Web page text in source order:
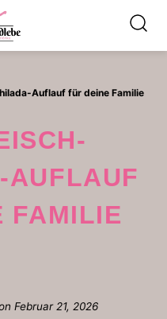
Auflauf für deine Familie
AUFLAUF
FAMILIE
Februar 21, 2026